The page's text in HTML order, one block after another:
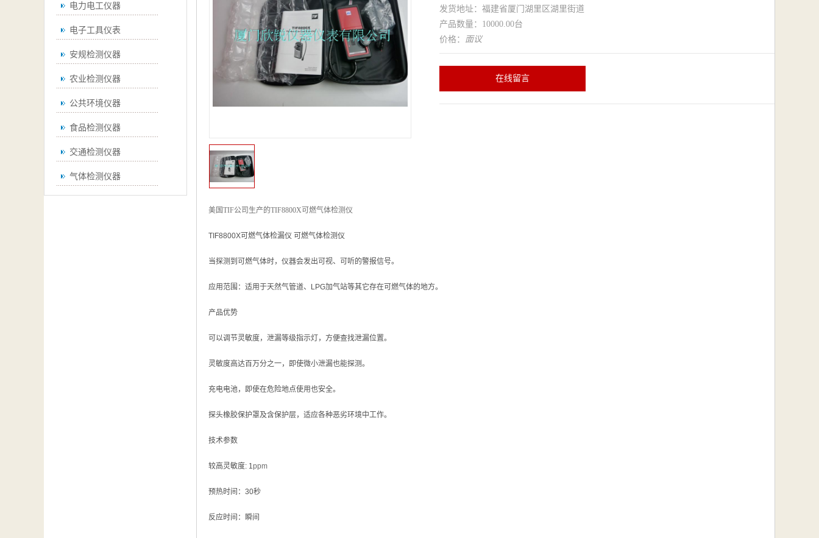
电力电工仪器
电子工具仪表
安规检测仪器
农业检测仪器
公共环境仪器
食品检测仪器
交通检测仪器
气体检测仪器
发货地址：福建省厦门湖里区湖里街道
产品数量：10000.00台
价格： 面议
在线留言
美国TIF公司生产的TIF8800X可燃气体检测仪
TIF8800X可燃气体检漏仪 可燃气体检测仪
当探测到可燃气体时，仪器会发出可视、可听的警报信号。
应用范围：适用于天然气管道、LPG加气站等其它存在可燃气体的地方。
产品优势
可以调节灵敏度，泄漏等级指示灯，方便查找泄漏位置。
灵敏度高达百万分之一，即使微小泄漏也能探测。
充电电池，即使在危险地点使用也安全。
探头橡胶保护罩及含保护层，适应各种恶劣环境中工作。
技术参数
较高灵敏度: 1ppm
预热时间：30秒
反应时间：瞬间